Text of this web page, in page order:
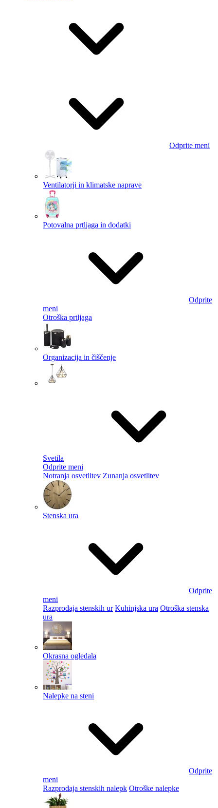
Odprite meni
Ventilatorji in klimatske naprave
Potovalna prtljaga in dodatki
Odprite
meni
Otroška prtljaga
Organizacija in čiščenje
Svetila
Odprite meni
Notranja osvetlitev Zunanja osvetlitev
Stenska ura
Odprite
meni
Razprodaja stenskih ur Kuhinjska ura Otroška stenska
ura
Okrasna ogledala
Nalepke na steni
Odprite
meni
Razprodaja stenskih nalepk Otroške nalepke